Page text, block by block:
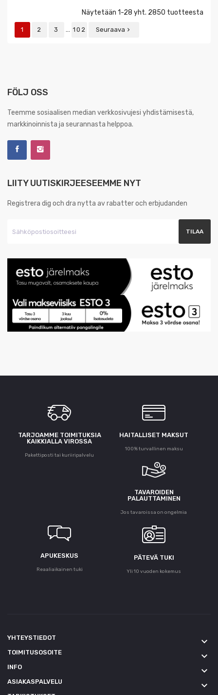
Näytetään 1-28 yht. 2850 tuotteesta
1 2 3 … 102 Seuraava 
FÖLJ OSS
Teemme sosiaalisen median verkkosivujesi yhdistämisestä,
markkinoinnista ja seurannasta helppoa.
LIITY UUTISKIRJEESEEMME NYT
Registrera dig och dra nytta av rabatter och erbjudanden
TARJOAMME TOIMITUKSIA
KAIKKIALLA VIROSSA
Pakettiposti tai kuriiripalvelu
HAITALLISET MAKSUT
100% turvallinen maksu
TAVAROIDEN
PALAUTTAMINEN
Jos tavaroissa on ongelmia
APUKESKUS
Reaaliaikainen tuki
PÄTEVÄ TUKI
Yli 10 vuoden kokemus
YHTEYSTIEDOT keyboard_arrow_down
TOIMITUSOSOITE keyboard_arrow_down
INFO keyboard_arrow_down
ASIAKASPALVELU keyboard_arrow_down